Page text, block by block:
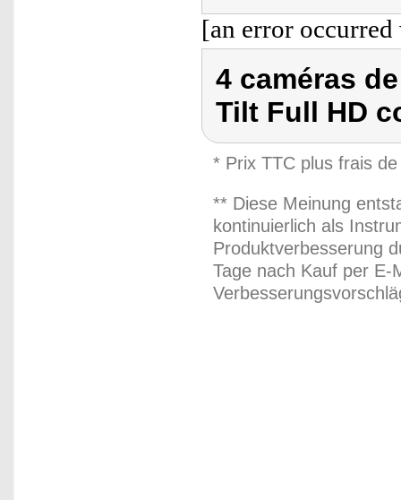
[an error
4 caméras
Tilt Full HD
* Prix TTC plus frais
** Diese Meinung
kontinuierlich als
Produktverbesserung
Tage nach Kauf per E-